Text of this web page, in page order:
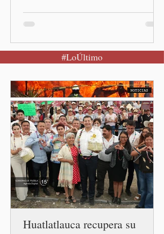
secretario de Salud
federal, David Kershenobich
exista un brote activo de
ciclosporiasis en México,
luego del incremento de
casos registrado en Estados
Unidos. Durante la
conferencia matutina en
Palacio Nacional, el
funcionario informó que en
el país únicamente se han
confirmado 33 casos de esta
enferme
#LoÚltimo
Huatlatlauca recupera su